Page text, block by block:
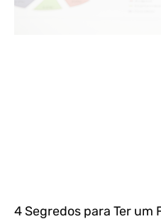
4 Segredos para Ter um